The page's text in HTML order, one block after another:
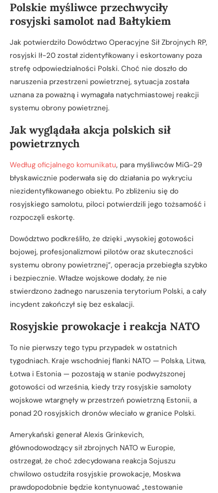
Polskie myśliwce przechwyciły
rosyjski samolot nad Bałtykiem
Jak potwierdziło Dowództwo Operacyjne Sił Zbrojnych RP,
rosyjski Ił-20 został zidentyfikowany i eskortowany poza
strefę odpowiedzialności Polski. Choć nie doszło do
naruszenia przestrzeni powietrznej, sytuacja została
uznana za poważną i wymagała natychmiastowej reakcji
systemu obrony powietrznej.
Jak wyglądała akcja polskich sił
powietrznych
Według oficjalnego komunikatu, para myśliwców MiG-29
błyskawicznie poderwała się do działania po wykryciu
niezidentyfikowanego obiektu. Po zbliżeniu się do
rosyjskiego samolotu, piloci potwierdzili jego tożsamość i
rozpoczęli eskortę.
Dowództwo podkreśliło, że dzięki „wysokiej gotowości
bojowej, profesjonalizmowi pilotów oraz skuteczności
systemu obrony powietrznej”, operacja przebiegła szybko
i bezpiecznie. Władze wojskowe dodały, że nie
stwierdzono żadnego naruszenia terytorium Polski, a cały
incydent zakończył się bez eskalacji.
Rosyjskie prowokacje i reakcja NATO
To nie pierwszy tego typu przypadek w ostatnich
tygodniach. Kraje wschodniej flanki NATO — Polska, Litwa,
Łotwa i Estonia — pozostają w stanie podwyższonej
gotowości od września, kiedy trzy rosyjskie samoloty
wojskowe wtargnęły w przestrzeń powietrzną Estonii, a
ponad 20 rosyjskich dronów wleciało w granice Polski.
Amerykański generał Alexis Grinkevich,
głównodowodzący sił zbrojnych NATO w Europie,
ostrzegał, że choć zdecydowana reakcja Sojuszu
chwilowo ostudziła rosyjskie prowokacje, Moskwa
prawdopodobnie będzie kontynuować „testowanie